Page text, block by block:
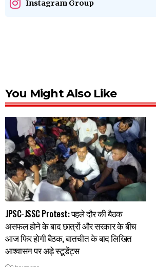
Instagram Group
You Might Also Like
JPSC-JSSC Protest: पहले दौर की बैठक
असफल होने के बाद छात्रों और सरकार के बीच
आज फिर होगी बैठक, बातचीत के बाद लिखित
आश्वासन पर अड़े स्टूडेंट्स